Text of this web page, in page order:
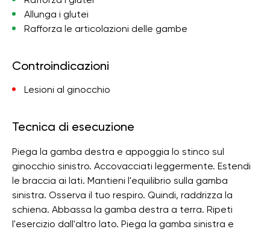
Allunga i glutei
Rafforza le articolazioni delle gambe
Controindicazioni
Lesioni al ginocchio
Tecnica di esecuzione
Piega la gamba destra e appoggia lo stinco sul
ginocchio sinistro. Accovacciati leggermente. Estendi
le braccia ai lati. Mantieni l'equilibrio sulla gamba
sinistra. Osserva il tuo respiro. Quindi, raddrizza la
schiena. Abbassa la gamba destra a terra. Ripeti
l'esercizio dall'altro lato. Piega la gamba sinistra e